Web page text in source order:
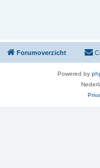
Forumoverzicht
Powered by